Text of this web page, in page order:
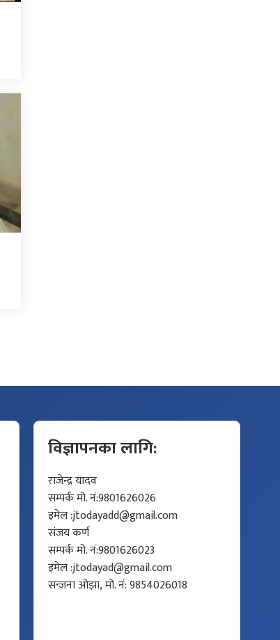
विज्ञापनका लागि:
राजेन्द्र यादव
सम्पर्क मो. नं:9801626026
इमेल :jtodayadd@gmail.com
संजय कर्ण
सम्पर्क मो. नं:9801626023
इमेल :jtodayad@gmail.com
सन्जना ओझा, मो. नं: 9854026018